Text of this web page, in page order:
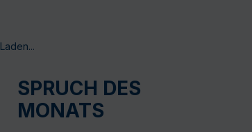
Laden...
SPRUCH DES
MONATS